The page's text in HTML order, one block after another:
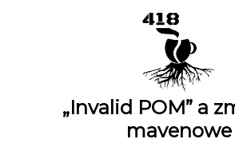
„Invalid POM” a
mavenowe